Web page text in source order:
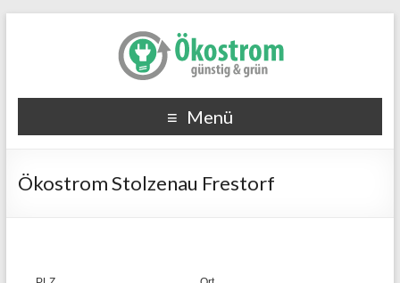
Menü
Ökostrom Stolzenau Frestorf